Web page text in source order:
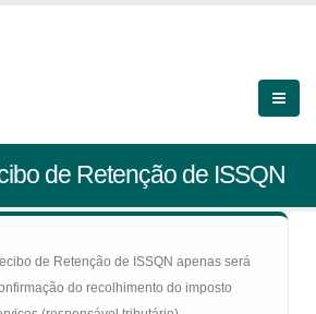
de Retenção de ISSQN
de Retenção de ISSQN apenas será
do recolhimento do imposto